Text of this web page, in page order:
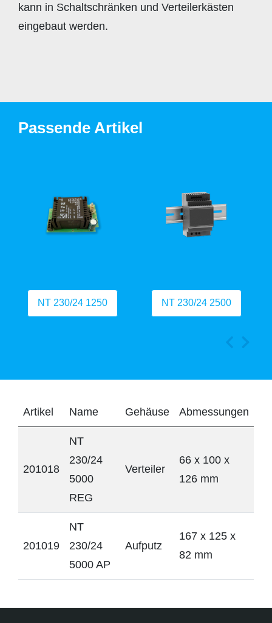
kann in Schaltschränken und Verteilerkästen
eingebaut werden.
Passende Artikel
NT 230/24 1250 NT 230/24 2500
Artikel Name Gehäuse Abmessungen
201018
NT
230/24
5000
REG
Verteiler
66 x 100 x
126 mm
201019
NT
230/24
5000 AP
Aufputz
167 x 125 x
82 mm